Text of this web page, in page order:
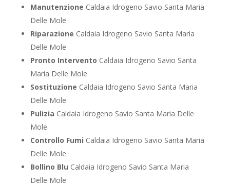
Manutenzione Caldaia Idrogeno Savio Santa Maria
Delle Mole
Riparazione Caldaia Idrogeno Savio Santa Maria
Delle Mole
Pronto Intervento Caldaia Idrogeno Savio Santa
Maria Delle Mole
Sostituzione Caldaia Idrogeno Savio Santa Maria
Delle Mole
Pulizia Caldaia Idrogeno Savio Santa Maria Delle
Mole
Controllo Fumi Caldaia Idrogeno Savio Santa Maria
Delle Mole
Bollino Blu Caldaia Idrogeno Savio Santa Maria
Delle Mole